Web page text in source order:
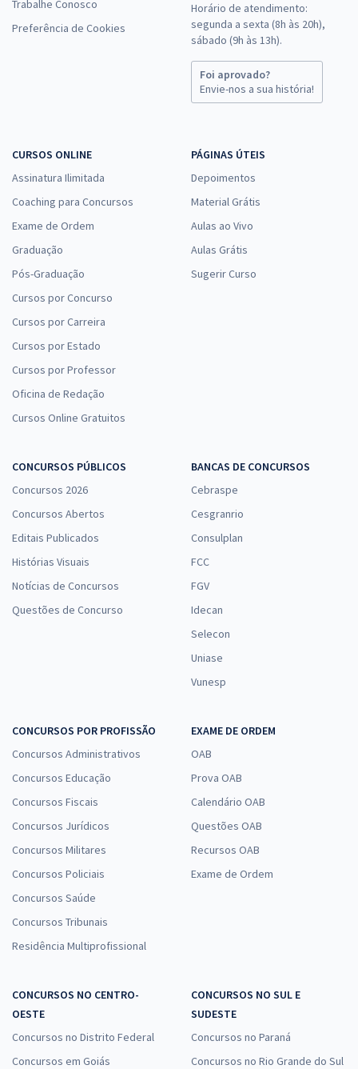
Trabalhe Conosco
Preferência de Cookies
Horário de atendimento:
segunda a sexta (8h às 20h),
sábado (9h às 13h).
Foi aprovado?
Envie-nos a sua história!
CURSOS ONLINE
Assinatura Ilimitada
Coaching para Concursos
Exame de Ordem
Graduação
Pós-Graduação
Cursos por Concurso
Cursos por Carreira
Cursos por Estado
Cursos por Professor
Oficina de Redação
Cursos Online Gratuitos
PÁGINAS ÚTEIS
Depoimentos
Material Grátis
Aulas ao Vivo
Aulas Grátis
Sugerir Curso
CONCURSOS PÚBLICOS
Concursos 2026
Concursos Abertos
Editais Publicados
Histórias Visuais
Notícias de Concursos
Questões de Concurso
BANCAS DE CONCURSOS
Cebraspe
Cesgranrio
Consulplan
FCC
FGV
Idecan
Selecon
Uniase
Vunesp
CONCURSOS POR PROFISSÃO
Concursos Administrativos
Concursos Educação
Concursos Fiscais
Concursos Jurídicos
Concursos Militares
Concursos Policiais
Concursos Saúde
Concursos Tribunais
Residência Multiprofissional
EXAME DE ORDEM
OAB
Prova OAB
Calendário OAB
Questões OAB
Recursos OAB
Exame de Ordem
CONCURSOS NO CENTRO-
OESTE
Concursos no Distrito Federal
Concursos em Goiás
CONCURSOS NO SUL E
SUDESTE
Concursos no Paraná
Concursos no Rio Grande do Sul